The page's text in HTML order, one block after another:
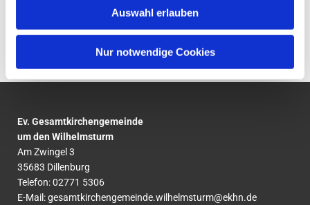
Auswahl erlauben
Nur notwendige Cookies
Ev. Gesamtkirchengemeinde
um den Wilhelmsturm
Am Zwingel 3
35683 Dillenburg
Telefon:02771 5306
E-Mail:gesamtkirchengemeinde.wilhelmsturm@ekhn.de